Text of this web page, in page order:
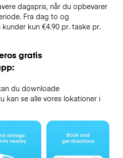
dagspris, når du opbevarer
Fra dag to og
kun €4.90 pr. taske pr.
gratis
du downloade
kan se alle vores lokationer i